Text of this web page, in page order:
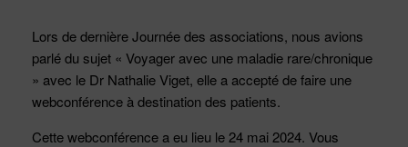
Lors de dernière Journée des associations, nous avions
parlé du sujet « Voyager avec une maladie rare/chronique
» avec le Dr Nathalie Viget, elle a accepté de faire une
webconférence à destination des patients.
Cette webconférence a eu lieu le 24 mai 2024. Vous